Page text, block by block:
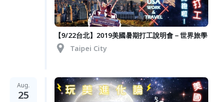
【9/22台北】2019美國暑期打工說明會－世界旅學
Taipei City
Aug.
25